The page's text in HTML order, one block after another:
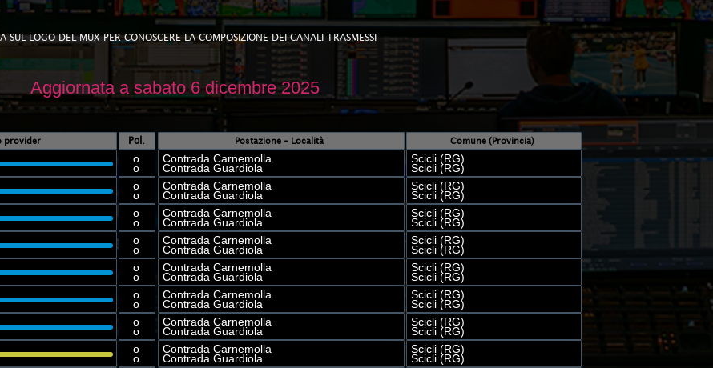
SUL LOGO DEL MUX PER CONOSCERE LA COMPOSIZIONE DEI CANALI TRASMESSI
Aggiornata a sabato 6 dicembre 2025
provider Pol. Postazione – Località Comune (Provincia)
o
o
Contrada Carnemolla
Contrada Guardiola
Scicli (RG)
Scicli (RG)
o
o
Contrada Carnemolla
Contrada Guardiola
Scicli (RG)
Scicli (RG)
o
o
Contrada Carnemolla
Contrada Guardiola
Scicli (RG)
Scicli (RG)
o
o
Contrada Carnemolla
Contrada Guardiola
Scicli (RG)
Scicli (RG)
o
o
Contrada Carnemolla
Contrada Guardiola
Scicli (RG)
Scicli (RG)
o
o
Contrada Carnemolla
Contrada Guardiola
Scicli (RG)
Scicli (RG)
o
o
Contrada Carnemolla
Contrada Guardiola
Scicli (RG)
Scicli (RG)
o
o
Contrada Carnemolla
Contrada Guardiola
Scicli (RG)
Scicli (RG)